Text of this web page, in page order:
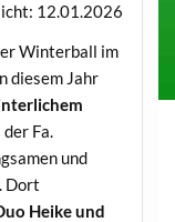
12.01.2026
Winterball im
diesem Jahr
Fa.
und
Dort
Heike und